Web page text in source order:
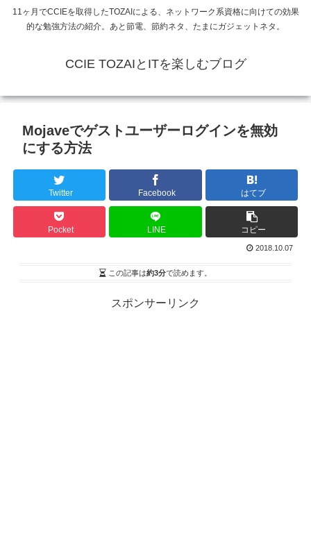
11ヶ月でCCIEを取得したTOZAIによる、ネットワーク系資格に向けての効果
的な勉強方法の紹介。あと節電、節約ネタ、たまにガジェットネタ。
CCIE TOZAIとITを楽しむブログ
Mojaveでゲストユーザーログインを無効
にする方法
Twitter Facebook はてブ
Pocket LINE コピー
2018.10.07
この記事は約3分で読めます。
スポンサーリンク